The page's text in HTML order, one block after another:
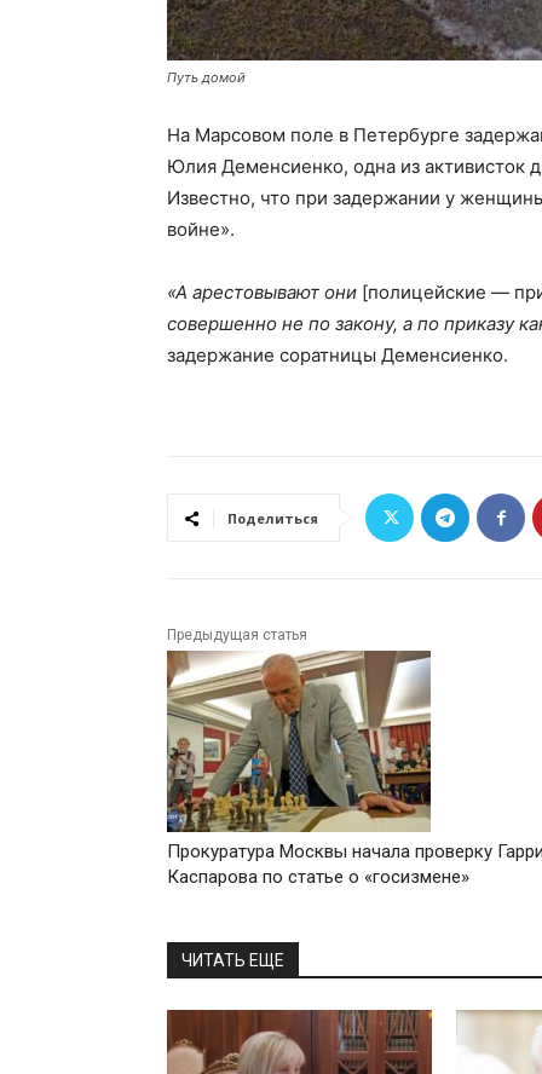
Путь домой
На Марсовом поле в Петербурге
Юлия Деменсиенко, одна из активисток
Известно, что при задержании у
войне».
«А арестовывают они [полицейские —
совершенно не по закону, а по приказу
задержание соратницы Деменсиенко.
Поделиться
Предыдущая статья
Прокуратура Москвы начала проверку
Каспарова по статье о «госизмене»
ЧИТАТЬ ЕЩЕ